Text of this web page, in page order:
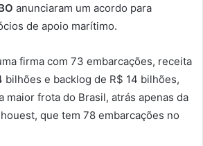
anunciaram um acordo para
de apoio marítimo.
firma com 73 embarcações, receita
bilhões e backlog de R$ 14 bilhões,
maior frota do Brasil, atrás apenas da
que tem 78 embarcações no